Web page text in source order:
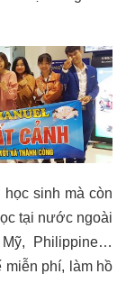
học sinh mà còn
tại nước ngoài
Philippine…
miễn phí, làm hồ